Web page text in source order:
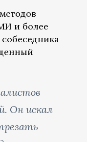
и более
Он искал